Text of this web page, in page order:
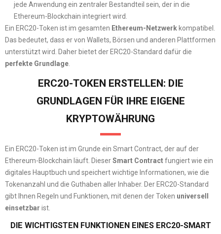
jede Anwendung ein zentraler Bestandteil sein, der in die
Ethereum-Blockchain integriert wird.
Ein ERC20-Token ist im gesamten Ethereum-Netzwerk kompatibel.
Das bedeutet, dass er von Wallets, Börsen und anderen Plattformen
unterstützt wird. Daher bietet der ERC20-Standard dafür die
perfekte Grundlage
ERC20-TOKEN ERSTELLEN: DIE
GRUNDLAGEN FÜR IHRE EIGENE
KRYPTOWÄHRUNG
Ein ERC20-Token ist im Grunde ein Smart Contract, der auf der
Ethereum-Blockchain läuft. DieserSmart Contractfungiert wie ein
digitales Hauptbuch und speichert wichtige Informationen, wie die
Tokenanzahl und die Guthaben aller Inhaber. Der ERC20-Standard
gibt Ihnen Regeln und Funktionen, mit denen der Token universell
einsetzbar ist.
DIE WICHTIGSTEN FUNKTIONEN EINES ERC20-SMART